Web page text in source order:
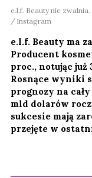
e.l.f. Beauty nie
Instagram
e.l.f. Beauty ma
Producent
proc., notując już
Rosnące wyniki
prognozy na
mld dolarów
sukcesie mają
przejęte w